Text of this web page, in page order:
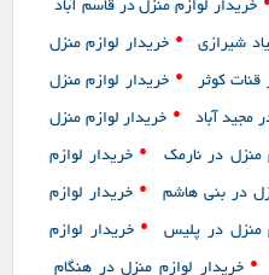
• خریدار لوازم منزل در قاسم آباد
شیرازی • خریدار لوازم منزل
قنات کوثر • خریدار لوازم منزل
مجید آباد • خریدار لوازم منزل
منزل در نارمک • خریدار لوازم
در بنی هاشم • خریدار لوازم
منزل در پلیس • خریدار لوازم
• خریدار لوازم منزل در هنگام